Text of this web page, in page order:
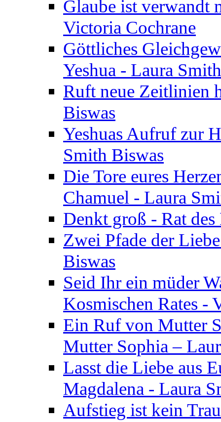
Glaube ist verwandt
Victoria Cochrane
Göttliches
Yeshua - Laura
Ruft neue Zeitlinien
Biswas
Yeshuas Aufruf zur
Smith Biswas
Die Tore eures
Chamuel - Laura
Denkt groß - Rat
Zwei Pfade der
Biswas
Seid Ihr ein müder
Kosmischen Rates -
Ein Ruf von Mutter
Mutter Sophia –
Lasst die Liebe aus
Magdalena - Laura
Aufstieg ist kein